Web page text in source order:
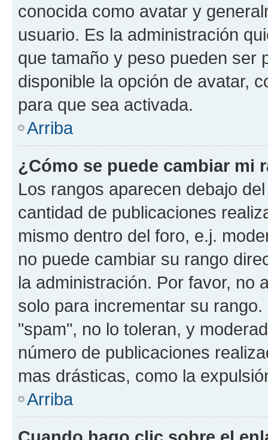
conocida como avatar y
usuario. Es la administración
que tamaño y peso pueden ser
disponible la opción de avatar,
para que sea activada.
Arriba
¿Cómo se puede cambiar mi
Los rangos aparecen debajo
cantidad de publicaciones
mismo dentro del foro, e.j.
no puede cambiar su rango
la administración. Por favor, no
solo para incrementar su
"spam", no lo toleran, y
número de publicaciones
mas drásticas, como la
Arriba